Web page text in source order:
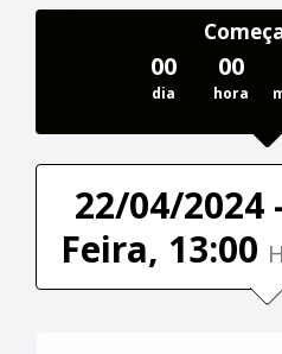
00
dia
00
hora
22/04/2024
Feira, 13:00